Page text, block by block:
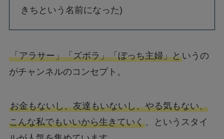
きちという名前になった)
「アラサー」「ズボラ」「ぼっち主婦」というの
がチャンネルのコンセプト。
お金もないし、友達もいないし、やる気もない、
こんな私でもいいから生きていく、というスタイ